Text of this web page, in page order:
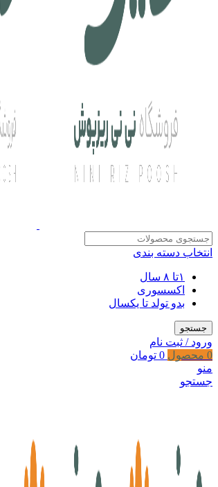
انتخاب دسته بندی
۱تا ۸ سال
اکسسوری
بدو تولد تا یکسال
جستجو
ورود / ثبت نام
0 محصول 0 تومان
منو
جستجو